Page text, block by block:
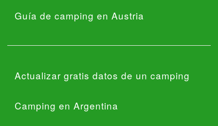
Guía de camping en Austria
Actualizar gratis datos de un camping
Camping en Argentina